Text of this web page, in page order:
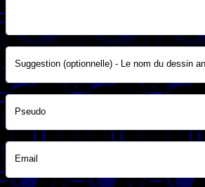
Suggestion (optionnelle) - Le nom du dessin
Pseudo
Email